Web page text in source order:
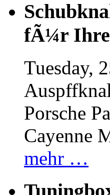
fÃ¼r
Tuesday,
Porsche
Cayenne
mehr …